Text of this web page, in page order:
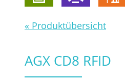
« Produktübersicht
AGX CD8 RFID